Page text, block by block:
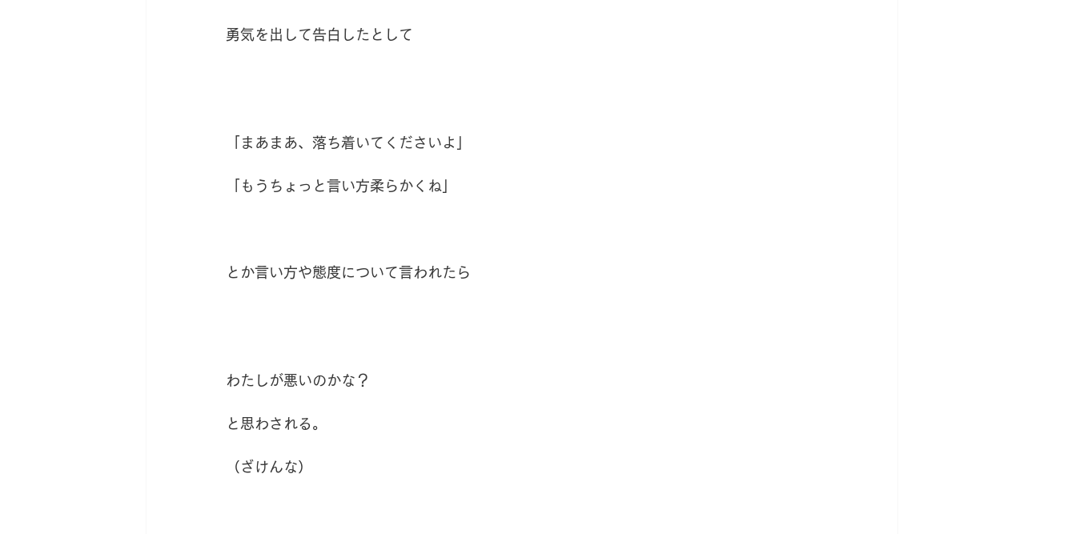
勇気を出して告白したとして
「まあまあ、落ち着いてくださいよ」
「もうちょっと言い方柔らかくね」
とか言い方や態度について言われたら
わたしが悪いのかな？
と思わされる。
（ざけんな）